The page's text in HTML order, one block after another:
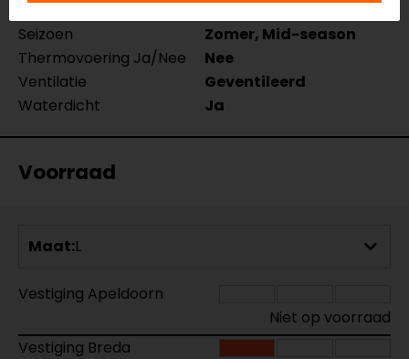
Seizoen
Zomer, Mid-season
Thermovoering Ja/Nee
Nee
Ventilatie
Geventileerd
Waterdicht
Ja
Voorraad
Maat:L
Vestiging Apeldoorn
Niet op voorraad
Vestiging Breda